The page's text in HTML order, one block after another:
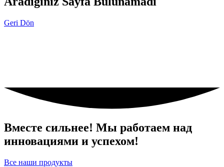
Geri Dön
Вместе сильнее! Мы работаем над
инновациями и успехом!
Все наши продукты